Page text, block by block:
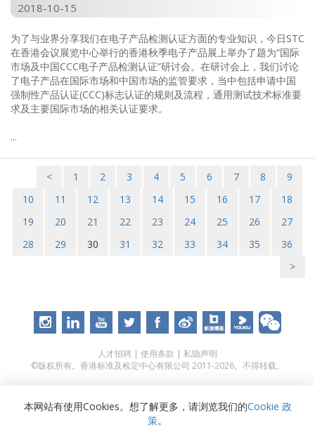
2018-10-15
为了与业界分享我们在电子产品检测认证方面的专业知识，今日STC
在香港会议展览中心举行的香港秋季电子产品展上举办了题为“国际
市场及中国CCC电子产品检测认证”研讨会。在研讨会上，我们讨论
了电子产品在国际市场和中国市场的监管要求，当中包括申请中国
强制性产品认证(CCC)标志认证的规则及流程，通用测试技术标准要
求及主要国际市场的相关认证要求。
...
< 1 2 3 4 5 6 7 8
9
10
11 12 13 14 15 16 17
18
19
20 21 22 23 24 25 26
27
28
29 30 31 32 33 34 35
36
>
人才招聘 | 使用条款 | 私隐声明
©版权所有。香港标准及检定中心有限公司 2011-2026。不得转载。
本网站有使用Cookies。想了解更多，请浏览我们的Cookie 政
策。